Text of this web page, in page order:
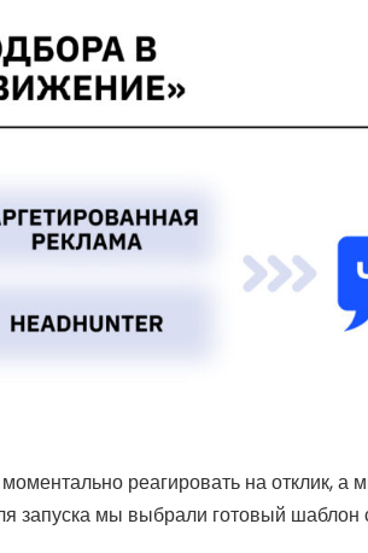
реагировать на отклик,
запуска мы выбрали готовый шаблон